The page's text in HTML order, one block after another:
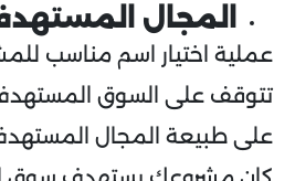
المجال
عملية اختيار اسم مناسب
تتوقف على السوق
على طبيعة المجال